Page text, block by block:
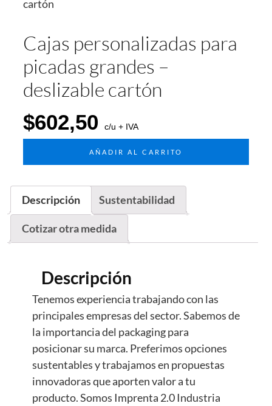
Cajas personalizadas para
picadas grandes –
deslizable cartón
$602,50 c/u + IVA
AÑADIR AL CARRITO
Descripción Sustentabilidad
Cotizar otra medida
Descripción
Tenemos experiencia trabajando con las
principales empresas del sector. Sabemos de
la importancia del packaging para
posicionar su marca. Preferimos opciones
sustentables y trabajamos en propuestas
innovadoras que aporten valor a tu
producto. Somos Imprenta 2.0 Industria